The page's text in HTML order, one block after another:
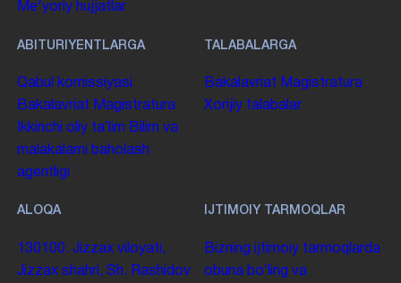
Me'yoriy hujjatlar
ABITURIYENTLARGA
Qabul komissiyasi
Bakalavriat Magistratura
Ikkinchi oliy taʼlim Bilim va
malakalarni baholash
agentligi
TALABALARGA
Bakalavriat Magistratura
Xorijiy talabalar
ALOQA
130100. Jizzax viloyati,
Jizzax shahri, Sh. Rashidov
IJTIMOIY TARMOQLAR
Bizning ijtimoiy tarmoqlarda
obuna boʻling va